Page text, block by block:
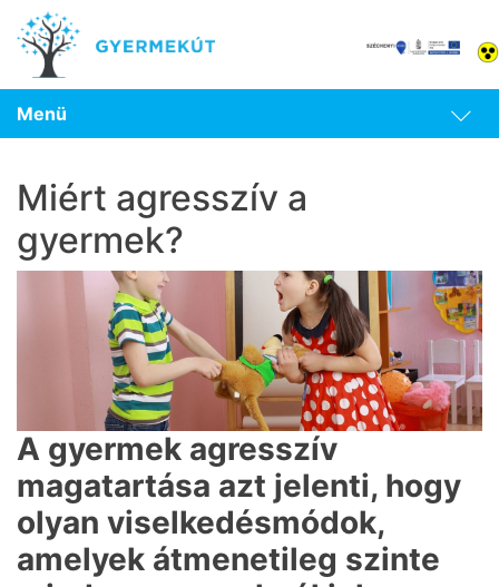
Menü
Miért agresszív a
gyermek?
A gyermek agresszív
magatartása azt jelenti, hogy
olyan viselkedésmódok,
amelyek átmenetileg szinte